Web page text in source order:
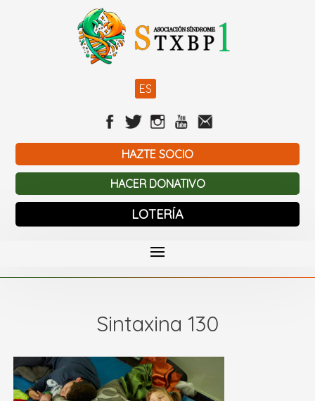
ES
HAZTE SOCIO
HACER DONATIVO
LOTERÍA
Sintaxina 130